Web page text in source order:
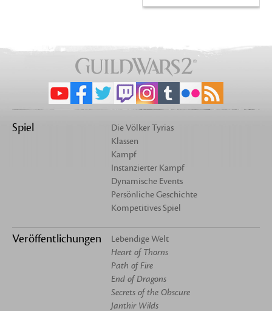
Spiel
Die Völker Tyrias
Klassen
Kampf
Instanzierter Kampf
Dynamische Events
Persönliche Geschichte
Kompetitives Spiel
Veröffentlichungen
Lebendige Welt
Heart of Thorns
Path of Fire
End of Dragons
Secrets of the Obscure
Janthir Wilds